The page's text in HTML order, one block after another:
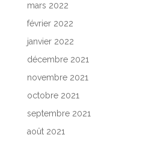
mars 2022
février 2022
janvier 2022
décembre 2021
novembre 2021
octobre 2021
septembre 2021
août 2021